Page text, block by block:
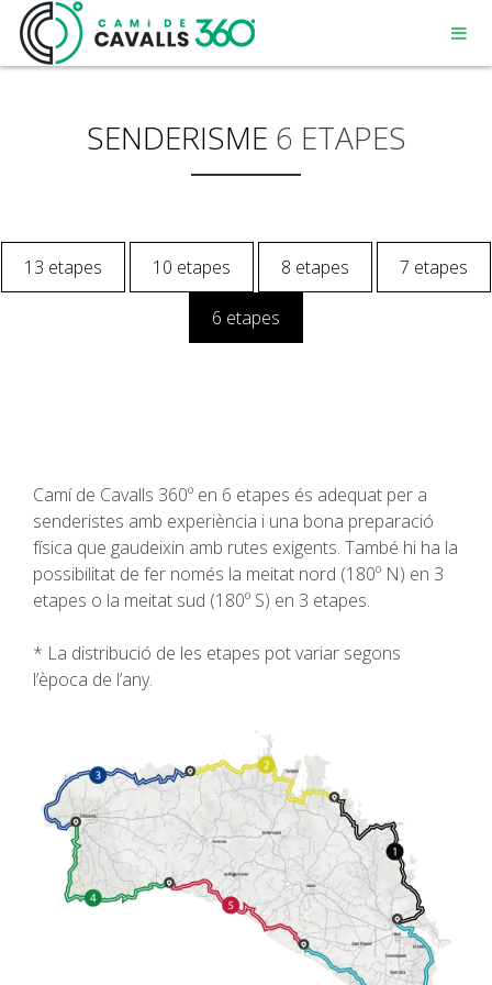
SENDERISME
13 ETAPES
7 ETAPES
6 ETAPES
SELECCIÓ D’ETAPES
SENDERISME 6 ETAPES
13 etapes 10 etapes 8 etapes 7 etapes
6 etapes
Camí de Cavalls 360º en 6 etapes és adequat per a
senderistes amb experiència i una bona preparació
física que gaudeixin amb rutes exigents. També hi ha la
possibilitat de fer només la meitat nord (180º N) en 3
etapes o la meitat sud (180º S) en 3 etapes.
* La distribució de les etapes pot variar segons
l’època de l’any.